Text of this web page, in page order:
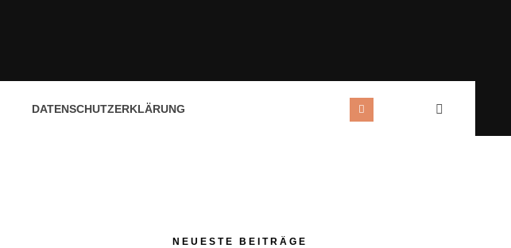
DATENSCHUTZERKLÄRUNG
NEUESTE BEITRÄGE